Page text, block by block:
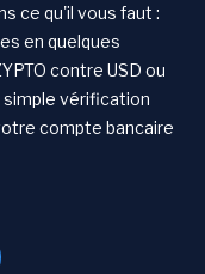
ce qu'il vous faut :
en quelques
contre USD ou
simple vérification
compte bancaire